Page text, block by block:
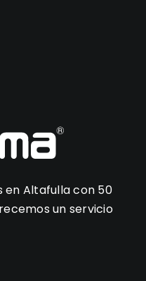
en Altafulla con 50
un servicio